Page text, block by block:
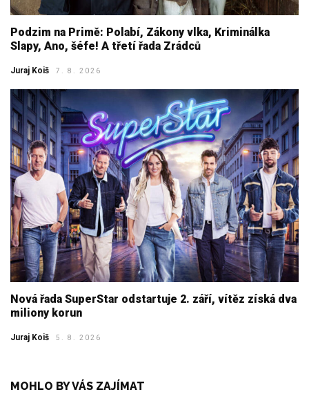
Podzim na Primě: Polabí, Zákony vlka, Kriminálka
Slapy, Ano, šéfe! A třetí řada Zrádců
Juraj Koiš 7. 8. 2026
Nová řada SuperStar odstartuje 2. září, vítěz získá dva
miliony korun
Juraj Koiš 5. 8. 2026
MOHLO BY VÁS ZAJÍMAT